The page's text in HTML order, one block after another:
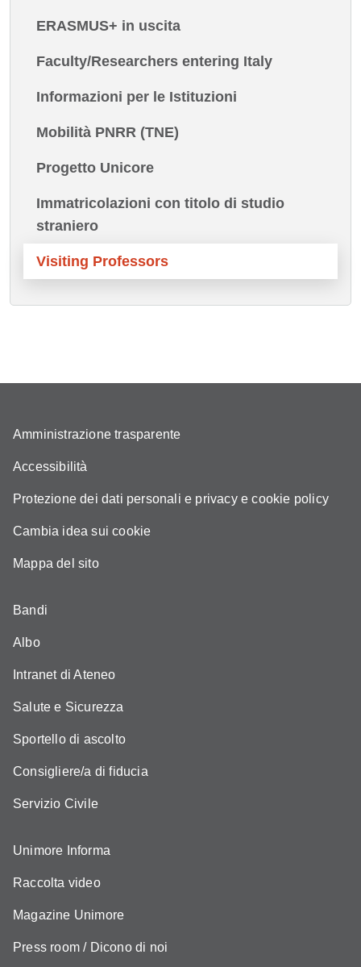
ERASMUS+ in uscita
Faculty/Researchers entering Italy
Informazioni per le Istituzioni
Mobilità PNRR (TNE)
Progetto Unicore
Immatricolazioni con titolo di studio
straniero
Visiting Professors
Amministrazione trasparente
Accessibilità
Protezione dei dati personali e privacy e cookie policy
Cambia idea sui cookie
Mappa del sito
Bandi
Albo
Intranet di Ateneo
Salute e Sicurezza
Sportello di ascolto
Consigliere/a di fiducia
Servizio Civile
Unimore Informa
Raccolta video
Magazine Unimore
Press room / Dicono di noi